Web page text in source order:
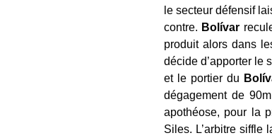
le secteur défensif
contre. Bolívar
produit alors dans
décide d’apporter le
et le portier du
dégagement de
apothéose, pour la
Siles. L’arbitre